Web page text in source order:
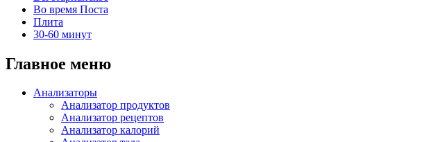
Во время Поста
Плита
30-60 минут
Главное меню
Анализаторы
Анализатор продуктов
Анализатор рецептов
Анализатор калорий